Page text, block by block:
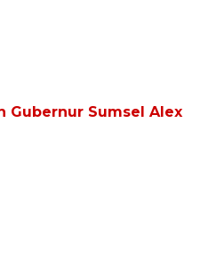
Gubernur Sumsel Alex